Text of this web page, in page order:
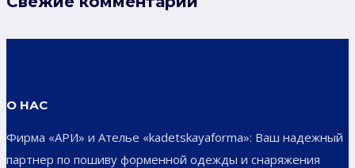
О НАС
Фирма «АРИ» и Ателье «kadetskayaforma»: Ваш надежный
партнер по пошиву форменной одежды и снаряжения